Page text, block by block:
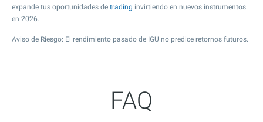
expande tus oportunidades de trading invirtiendo en nuevos instrumentos
en 2026.
Aviso de Riesgo: El rendimiento pasado de IGU no predice retornos futuros.
FAQ